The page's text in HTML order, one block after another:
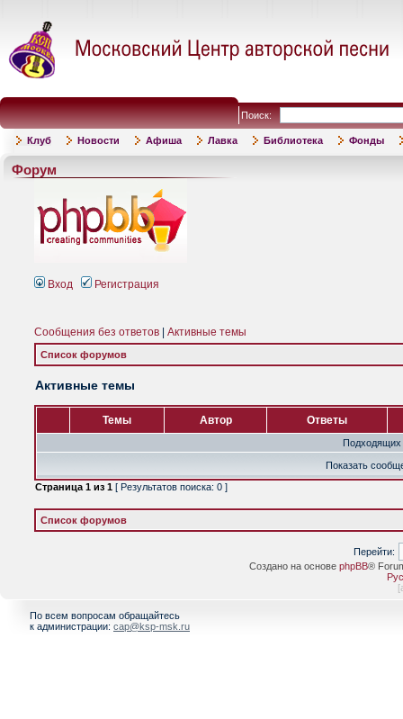
Поиск:
Клуб Новости Афиша Лавка Библиотека Фонды
Форум
Вход Регистрация
Сообщения без ответов Активные темы
Список форумов
Активные темы
Темы Автор Ответы
Подходящих
Показать
Страница 1 из 1 [ Результатов поиска: 0 ]
Список форумов
Перейти:
Создано на основе phpBB®
[
По всем вопросам обращайтесь
к администрации: cap@ksp-msk.ru